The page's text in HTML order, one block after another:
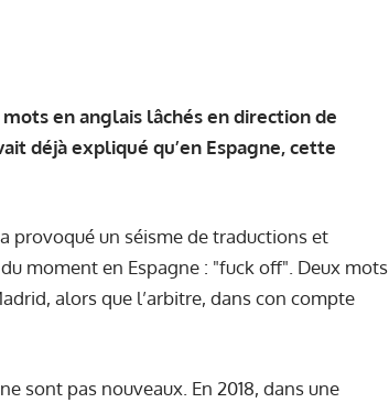
en anglais lâchés en direction de
déjà expliqué qu’en Espagne, cette
provoqué un séisme de traductions et
moment en Espagne : "fuck off". Deux mots
alors que l’arbitre, dans con compte
sont pas nouveaux. En 2018, dans une